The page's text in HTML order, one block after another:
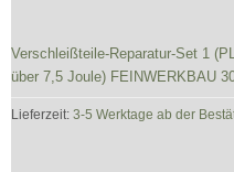
Verschleißteile-Reparatur-Set 1
über 7,5 Joule) FEINWERKBAU
Lieferzeit: 3-5 Werktage ab der